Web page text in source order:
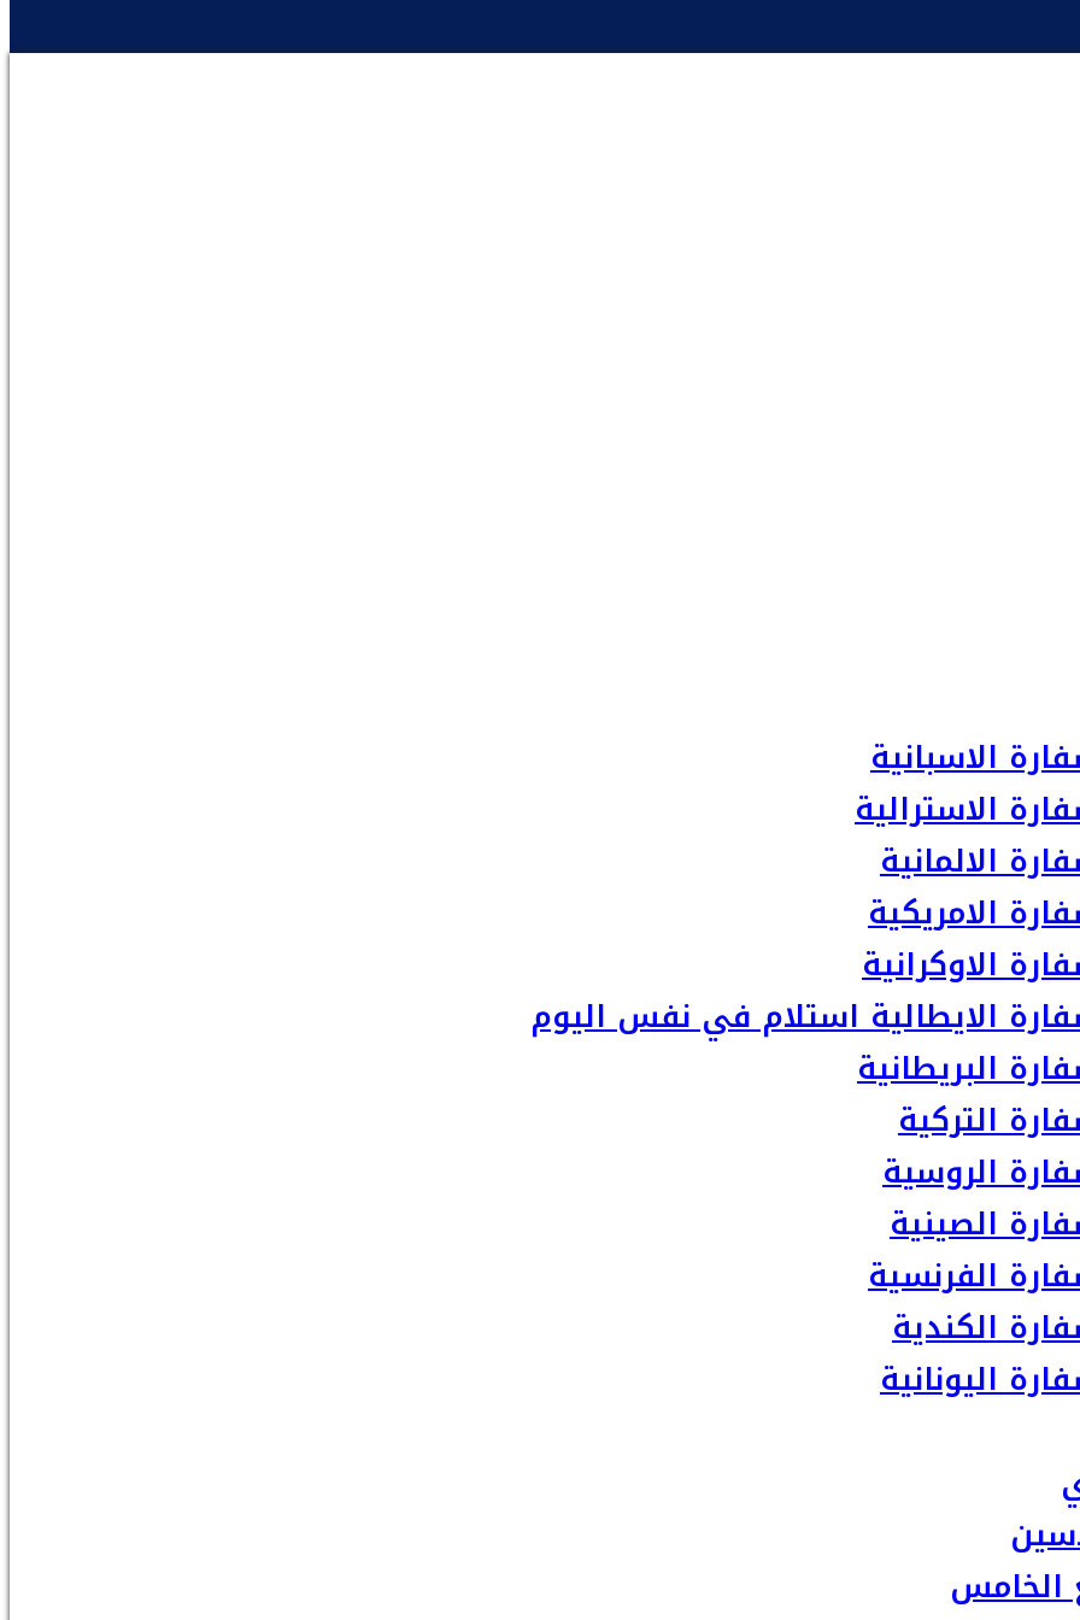
الاسبانية
الاسترالية
الالمانية
الامريكية
الاوكرانية
الايطالية استلام في نفس اليوم
البريطانية
التركية
الروسية
الصينية
الفرنسية
الكندية
اليونانية
الخامس